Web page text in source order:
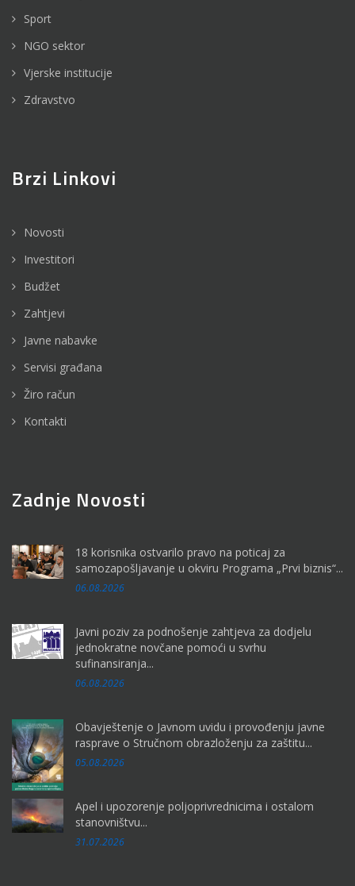
Sport
NGO sektor
Vjerske institucije
Zdravstvo
Brzi Linkovi
Novosti
Investitori
Budžet
Zahtjevi
Javne nabavke
Servisi građana
Žiro račun
Kontakti
Zadnje Novosti
18 korisnika ostvarilo pravo na poticaj za
samozapošljavanje u okviru Programa „Prvi biznis“...
06.08.2026
Javni poziv za podnošenje zahtjeva za dodjelu
jednokratne novčane pomoći u svrhu
sufinansiranja...
06.08.2026
Obavještenje o Javnom uvidu i provođenju javne
rasprave o Stručnom obrazloženju za zaštitu...
05.08.2026
Apel i upozorenje poljoprivrednicima i ostalom
stanovništvu...
31.07.2026